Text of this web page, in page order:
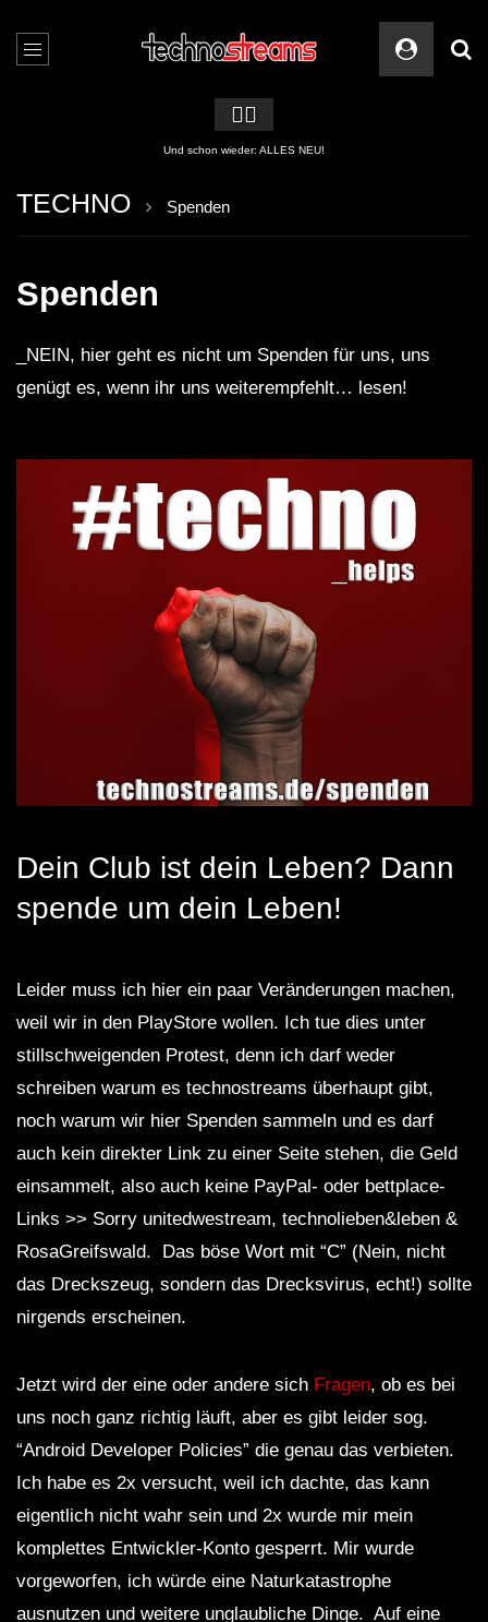
🏳️‍🌈
2 APPs für Techno Streams
TECHNO Spenden
Spenden
_NEIN, hier geht es nicht um Spenden für uns, uns
genügt es, wenn ihr uns weiterempfehlt… lesen!
Dein Club ist dein Leben? Dann
spende um dein Leben!
Leider muss ich hier ein paar Veränderungen machen,
weil wir in den PlayStore wollen. Ich tue dies unter
stillschweigenden Protest, denn ich darf weder
schreiben warum es technostreams überhaupt gibt,
noch warum wir hier Spenden sammeln und es darf
auch kein direkter Link zu einer Seite stehen, die Geld
einsammelt, also auch keine PayPal- oder bettplace-
Links >> Sorry unitedwestream, technolieben&leben &
RosaGreifswald. Das böse Wort mit “C” (Nein, nicht
das Dreckszeug, sondern das Drecksvirus, echt!) sollte
nirgends erscheinen.
Jetzt wird der eine oder andere sich Fragen, ob es bei
uns noch ganz richtig läuft, aber es gibt leider sog.
“Android Developer Policies” die genau das verbieten.
Ich habe es 2x versucht, weil ich dachte, das kann
eigentlich nicht wahr sein und 2x wurde mir mein
komplettes Entwickler-Konto gesperrt. Mir wurde
vorgeworfen, ich würde eine Naturkatastrophe
ausnutzen und weitere unglaubliche Dinge. Auf eine